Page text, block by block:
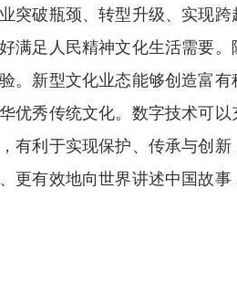
突破瓶颈、转型升级、实现
满足人民精神文化生活需要
。新型文化业态能够创造富
秀传统文化。数字技术可以
有利于实现保护、传承与创
有效地向世界讲述中国故事